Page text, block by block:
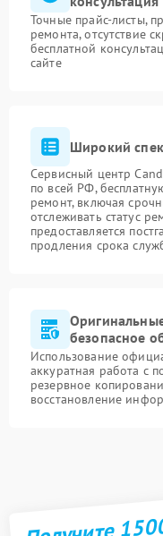
Точные прайс-листы,
ремонта, отсутствие
бесплатной
сайте
Широкий
Сервисный центр
по всей РФ,
ремонт, включая
отслеживать статус
предоставляется
продления срока
безопасное
Использование
аккуратная работа с
резервное
восстановление